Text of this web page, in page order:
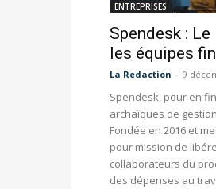
ENTREPRISES
Spendesk :
les équipes
La Redaction - 9
Spendesk, pour en
archaïques de
Fondée en 2016 et
pour mission de
collaborateurs du
des dépenses au